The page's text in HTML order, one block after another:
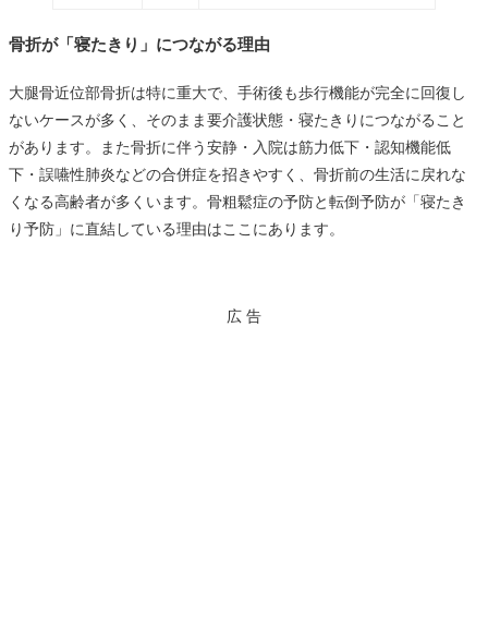
骨折が「寝たきり」につながる理由
大腿骨近位部骨折は特に重大で、手術後も歩行機能が完全に回復し
ないケースが多く、そのまま要介護状態・寝たきりにつながること
があります。また骨折に伴う安静・入院は筋力低下・認知機能低
下・誤嚥性肺炎などの合併症を招きやすく、骨折前の生活に戻れな
くなる高齢者が多くいます。骨粗鬆症の予防と転倒予防が「寝たき
り予防」に直結している理由はここにあります。
広 告